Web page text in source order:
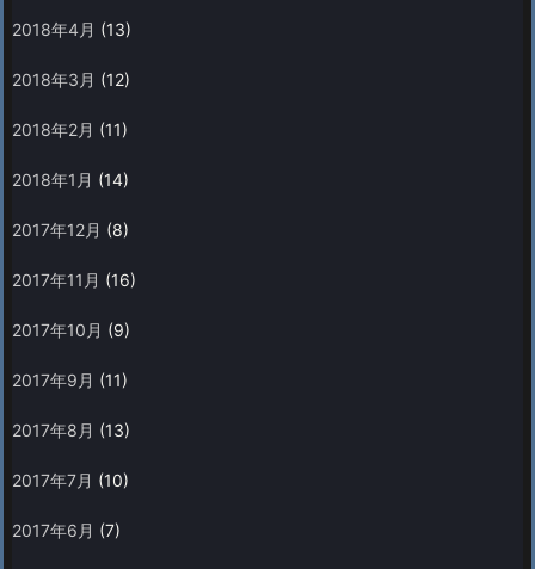
2018年4月 (13)
2018年3月 (12)
2018年2月 (11)
2018年1月 (14)
2017年12月 (8)
2017年11月 (16)
2017年10月 (9)
2017年9月 (11)
2017年8月 (13)
2017年7月 (10)
2017年6月 (7)